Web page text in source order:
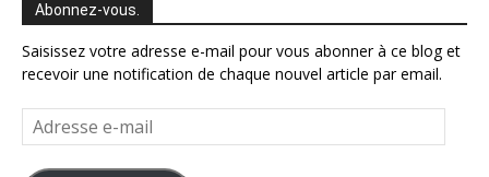
Abonnez-vous.
Saisissez votre adresse e-mail pour vous abonner à ce blog et
recevoir une notification de chaque nouvel article par email.
Adresse
e-
mail